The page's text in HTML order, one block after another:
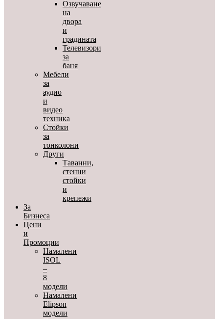
Озвучаване
на
двора
и
градината
Телевизори
за
баня
Мебели
за
аудио
и
видео
техника
Стойки
за
тонколони
Други
Таванни,
стенни
стойки
и
крепежи
За
Бизнеса
Цени
и
Промоции
Намалени
ISOL
–
8
модели
Намалени
Elipson
модели